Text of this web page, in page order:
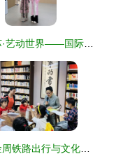
水韵江苏·艺动世界——国际志愿者以艺术文化服务为江苏代言
国庆黄金周铁路出行与文化服务融合 上海站运输方案与艺术咨询双线并进